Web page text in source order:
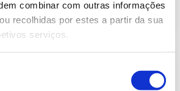
combinar com outras informações
recolhidas por estes a partir da sua
serviços.